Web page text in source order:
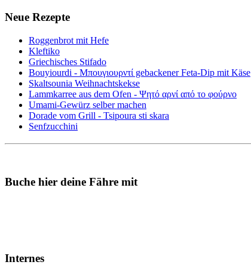
Neue Rezepte
Roggenbrot mit Hefe
Kleftiko
Griechisches Stifado
Bouyiourdi - Μπουγιουρντί gebackener Feta-Dip mit Käse
Skaltsounia Weihnachtskekse
Lammkarree aus dem Ofen - Ψητό αρνί από το φούρνο
Umami-Gewürz selber machen
Dorade vom Grill - Tsipoura sti skara
Senfzucchini
Buche hier deine Fähre mit
Internes